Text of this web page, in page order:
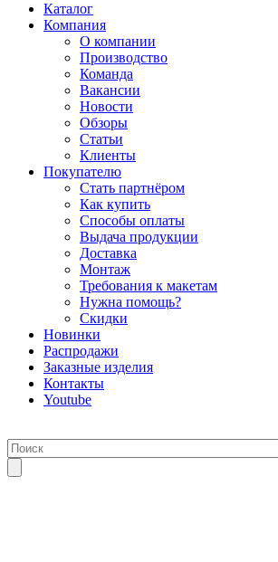
Каталог
Компания
О компании
Производство
Команда
Вакансии
Новости
Обзоры
Статьи
Клиенты
Покупателю
Стать партнёром
Как купить
Способы оплаты
Выдача продукции
Доставка
Монтаж
Требования к макетам
Нужна помощь?
Скидки
Новинки
Распродажи
Заказные изделия
Контакты
Youtube